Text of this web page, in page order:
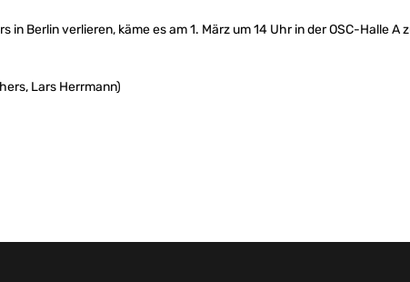
in Berlin verlieren, käme es am 1. März um 14 Uhr in der OSC-Halle A
Lars Herrmann)